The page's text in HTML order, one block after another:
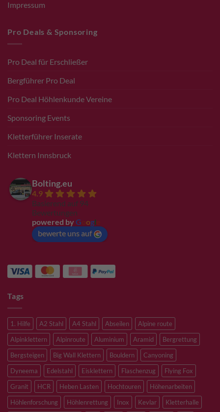
Impressum
Pro Deals & Sponsoring
Pro Deal für Erschließer
Bergführer Pro Deal
Pro Deal Höhlenkunde Vereine
Sponsoring Events
Kletterführer Inserate
Klettern Innsbruck
Bolting.eu
4.9
Basierend auf 94
Bewertungen
powered by G ogl
bewerte uns auf
Tags
1. Hilfe A2 Stahl A4 Stahl Abseilen
Alpine route
Alpinklettern
Alpinroute Aluminium Aramid
Bergrettung
Bergsteigen
Big Wall Klettern Bouldern
Canyoning
Dyneema
Edelstahl Eisklettern Flaschenzug
Flying Fox
Granit
HCR Heben Lasten Hochtouren
Höhenarbeiten
Höhlenforschung
Höhlenrettung Inox Kevlar
Kletterhalle